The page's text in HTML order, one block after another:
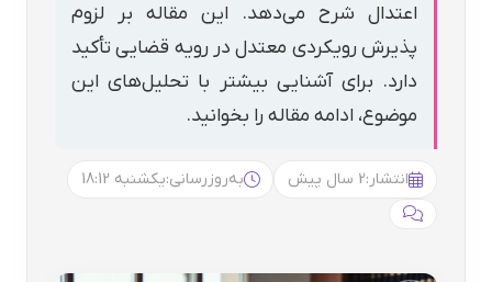
اعتدال شرح می‌دهد. این مقاله بر لزوم
پذیرش رویکردی معتدل در رویه قضایی تأکید
دارد. برای آشنایی بیشتر با تحلیل‌های این
موضوع، ادامه مقاله را بخوانید.
انتشار:2 سال پیش به‌روزرسانی:یکشنبه 18:12